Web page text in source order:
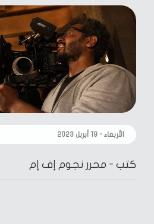
الأربعاء - ١٩ أبريل ٢٠٢٣
كتب - محرر نجوم إف إم